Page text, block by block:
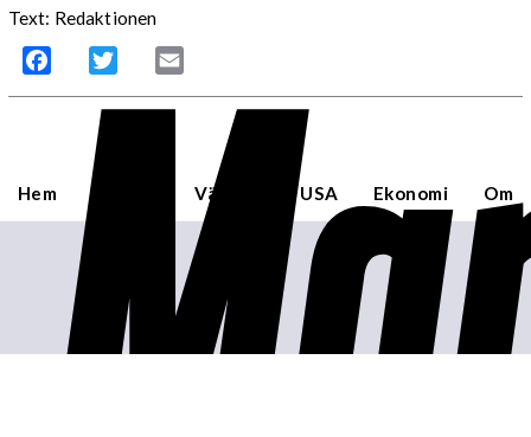
Text: Redaktionen
Facebook Twitter
Hem Världen USA Ekonomi Om